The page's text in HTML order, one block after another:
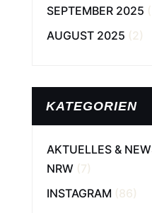
SEPTEMBER 2025
AUGUST 2025 (2)
KATEGORIEN
AKTUELLES &
NRW(7)
INSTAGRAM (86)